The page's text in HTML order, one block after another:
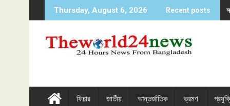
to
Thursday, August 6, 2026 Recent posts
ফিচার জাতীয় আন্তর্জাতিক ভ্রমণ